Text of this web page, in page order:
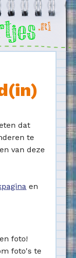
dat
te
van deze
en
foto!
foto's te